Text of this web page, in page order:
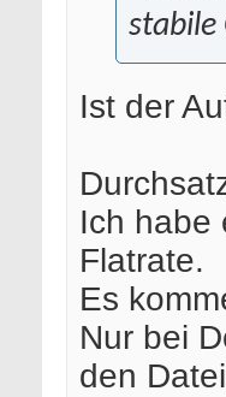
stabile
Ist der
Ich habe
Flatrate.
Es
Nur bei
den